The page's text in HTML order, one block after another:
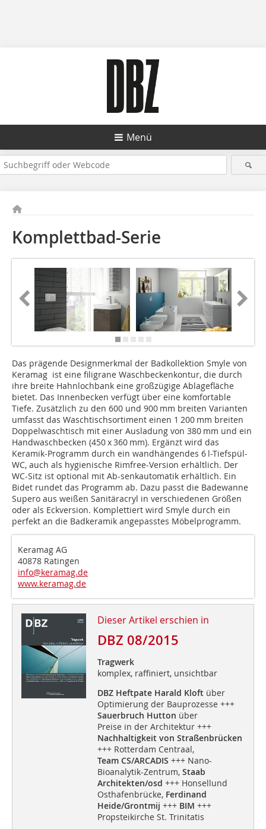
Menü
Komplettbad-Serie
Das prägende Designmerkmal der Badkollektion Smyle von
Keramag ist eine filigrane Waschbeckenkontur, die durch
ihre breite Hahnlochbank eine großzügige Ablagefläche
bietet. Das Innenbecken verfügt über eine komfortable
Tiefe. Zusätzlich zu den 600 und 900 mm breiten Varianten
umfasst das Waschtischsortiment einen 1 200 mm breiten
Doppelwaschtisch mit einer Ausladung von 380 mm und ein
Handwaschbecken (450 x 360 mm). Ergänzt wird das
Keramik-Programm durch ein wandhängendes 6 l-Tiefspül-
WC, auch als hygienische Rimfree-Version erhältlich. Der
WC-Sitz ist optional mit Ab-senkautomatik erhältlich. Ein
Bidet rundet das Programm ab. Dazu passt die Badewanne
Supero aus weißen Sanitäracryl in verschiedenen Größen
oder als Eckversion. Komplettiert wird Smyle durch ein
perfekt an die Badkeramik angepasstes Möbelprogramm.
Keramag AG
40878 Ratingen
info@keramag.de
www.keramag.de
Dieser Artikel erschien in
DBZ 08/2015
Tragwerk
komplex, raffiniert, unsichtbar
DBZ Heftpate Harald Kloft über
Optimierung der Bauprozesse +++
Sauerbruch Hutton über
Preise in der Architektur +++
Nachhaltigkeit von Straßenbrücken
+++ Rotterdam Centraal,
Team CS/ARCADIS +++ Nano-
Bioanalytik-Zentrum,Staab
Architekten/osd +++ Honsellund
Osthafenbrücke, Ferdinand
Heide/Grontmij +++ BIM +++
Propsteikirche St. Trinitatis